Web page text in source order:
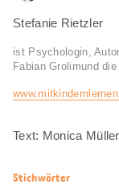
Stefanie Rietzler
ist Psychologin,
Fabian Grolimund
Text: Monica Müller
Nützliche
Stichwörter